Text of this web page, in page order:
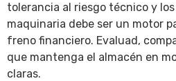
tolerancia al riesgo técnico y
maquinaria debe ser un motor
freno financiero. Evaluad,
que mantenga el almacén en
claras.